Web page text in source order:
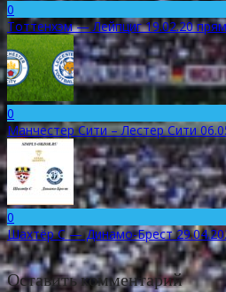
0
Тоттенхэм — Лейпциг 19.02.20
0
Манчестер Сити – Лестер Сити
0
Шахтёр С — Динамо-Брест
Оставить комментарий